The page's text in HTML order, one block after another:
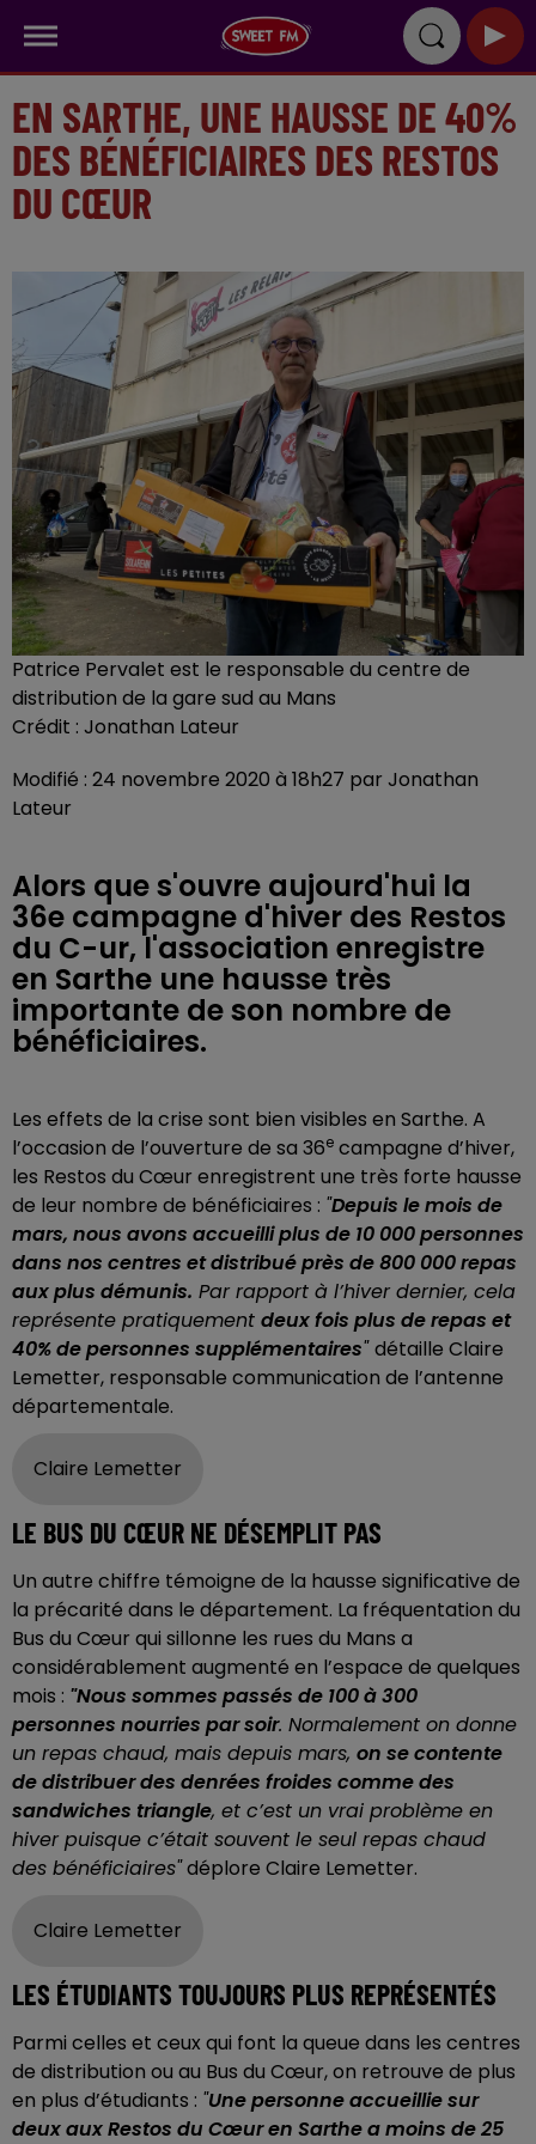
EN SARTHE, UNE HAUSSE DE 40%
DES BÉNÉFICIAIRES DES RESTOS
DU CŒUR
Patrice Pervalet est le responsable du centre de
distribution de la gare sud au Mans
Crédit : Jonathan Lateur
Modifié : 24 novembre 2020 à 18h27 par Jonathan
Lateur
Alors que s'ouvre aujourd'hui la
36e campagne d'hiver des Restos
du C-ur, l'association enregistre
en Sarthe une hausse très
importante de son nombre de
bénéficiaires.
Les effets de la crise sont bien visibles en Sarthe. A
l’occasion de l’ouverture de sa 36e campagne d’hiver,
les Restos du Cœur enregistrent une très forte hausse
de leur nombre de bénéficiaires : "Depuis le mois de
mars, nous avons accueilli plus de 10 000 personnes
dans nos centres et distribué près de 800 000 repas
aux plus démunis. Par rapport à l’hiver dernier, cela
représente pratiquement deux fois plus de repas et
40% de personnes supplémentaires"détaille Claire
Lemetter, responsable communication de l’antenne
départementale.
Claire Lemetter
LE BUS DU CŒUR NE DÉSEMPLIT PAS
Un autre chiffre témoigne de la hausse significative de
la précarité dans le département. La fréquentation du
Bus du Cœur qui sillonne les rues du Mans a
considérablement augmenté en l’espace de quelques
mois : "Nous sommes passés de 100 à 300
personnes nourries par soir. Normalement on donne
un repas chaud, mais depuis mars, on se contente
de distribuer des denrées froides comme des
sandwiches triangle, et c’est un vrai problème en
hiver puisque c’était souvent le seul repas chaud
des bénéficiaires"déplore Claire Lemetter.
Claire Lemetter
LES ÉTUDIANTS TOUJOURS PLUS REPRÉSENTÉS
Parmi celles et ceux qui font la queue dans les centres
de distribution ou au Bus du Cœur, on retrouve de plus
en plus d’étudiants : "Une personne accueillie sur
deux aux Restos du Cœur en Sarthe a moins de 25